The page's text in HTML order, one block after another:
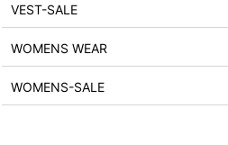
VEST-SALE
WOMENS WEAR
WOMENS-SALE